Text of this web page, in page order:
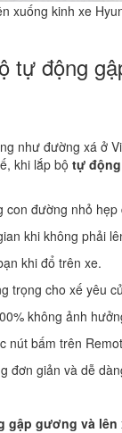
xuống kinh xe
tự động
như đường xá ở
khi lắp bộ tự
đường nhỏ hẹp
khi không phải
khi đổ trên xe.
trọng cho xế yêu
không ảnh
bấm trên
đơn giản và dễ
gập gương và